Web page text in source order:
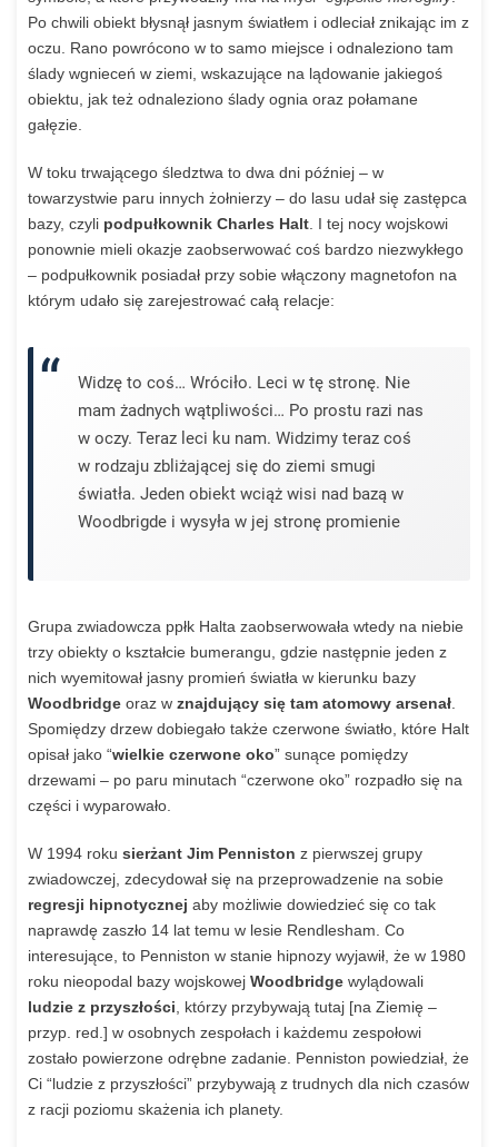
Po chwili obiekt błysnął jasnym światłem i odleciał znikając im z
oczu. Rano powrócono w to samo miejsce i odnaleziono tam
ślady wgnieceń w ziemi, wskazujące na lądowanie jakiegoś
obiektu, jak też odnaleziono ślady ognia oraz połamane
gałęzie.
W toku trwającego śledztwa to dwa dni później – w
towarzystwie paru innych żołnierzy – do lasu udał się zastępca
bazy, czyli podpułkownik Charles Halt . I tej nocy wojskowi
ponownie mieli okazje zaobserwować coś bardzo niezwykłego
– podpułkownik posiadał przy sobie włączony magnetofon na
którym udało się zarejestrować całą relacje:
Widzę to coś… Wróciło. Leci w tę stronę. Nie
mam żadnych wątpliwości… Po prostu razi nas
w oczy. Teraz leci ku nam. Widzimy teraz coś
w rodzaju zbliżającej się do ziemi smugi
światła. Jeden obiekt wciąż wisi nad bazą w
Woodbrigde i wysyła w jej stronę promienie
Grupa zwiadowcza ppłk Halta zaobserwowała wtedy na niebie
trzy obiekty o kształcie bumerangu, gdzie następnie jeden z
nich wyemitował jasny promień światła w kierunku bazy
Woodbridge oraz w znajdujący się tam atomowy arsenał
Spomiędzy drzew dobiegało także czerwone światło, które Halt
opisał jako “wielkie czerwone oko” sunące pomiędzy
drzewami – po paru minutach “czerwone oko” rozpadło się na
części i wyparowało.
W 1994 roku sierżant Jim Penniston z pierwszej grupy
zwiadowczej, zdecydował się na przeprowadzenie na sobie
regresji hipnotycznej aby możliwie dowiedzieć się co tak
naprawdę zaszło 14 lat temu w lesie Rendlesham. Co
interesujące, to Penniston w stanie hipnozy wyjawił, że w 1980
roku nieopodal bazy wojskowej Woodbridge wylądowali
ludzie z przyszłości , którzy przybywają tutaj [na Ziemię –
przyp. red.] w osobnych zespołach i każdemu zespołowi
zostało powierzone odrębne zadanie. Penniston powiedział, że
Ci “ludzie z przyszłości” przybywają z trudnych dla nich czasów
z racji poziomu skażenia ich planety.